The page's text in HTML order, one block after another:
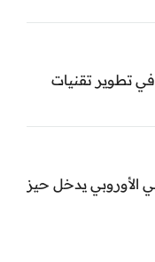
في تطوير تقنيات
الأوروبي يدخل حيز